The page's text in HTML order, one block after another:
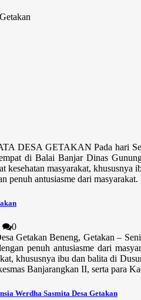
DESA GETAKAN Pada hari
di Balai Banjar Dinas
kesehatan masyarakat,
penuh antusiasme dari
0
Getakan Beneng, Getakan –
penuh antusiasme dari
khususnya ibu dan balita di
Banjarangkan II, serta para
Werdha Sasmita Desa Getakan